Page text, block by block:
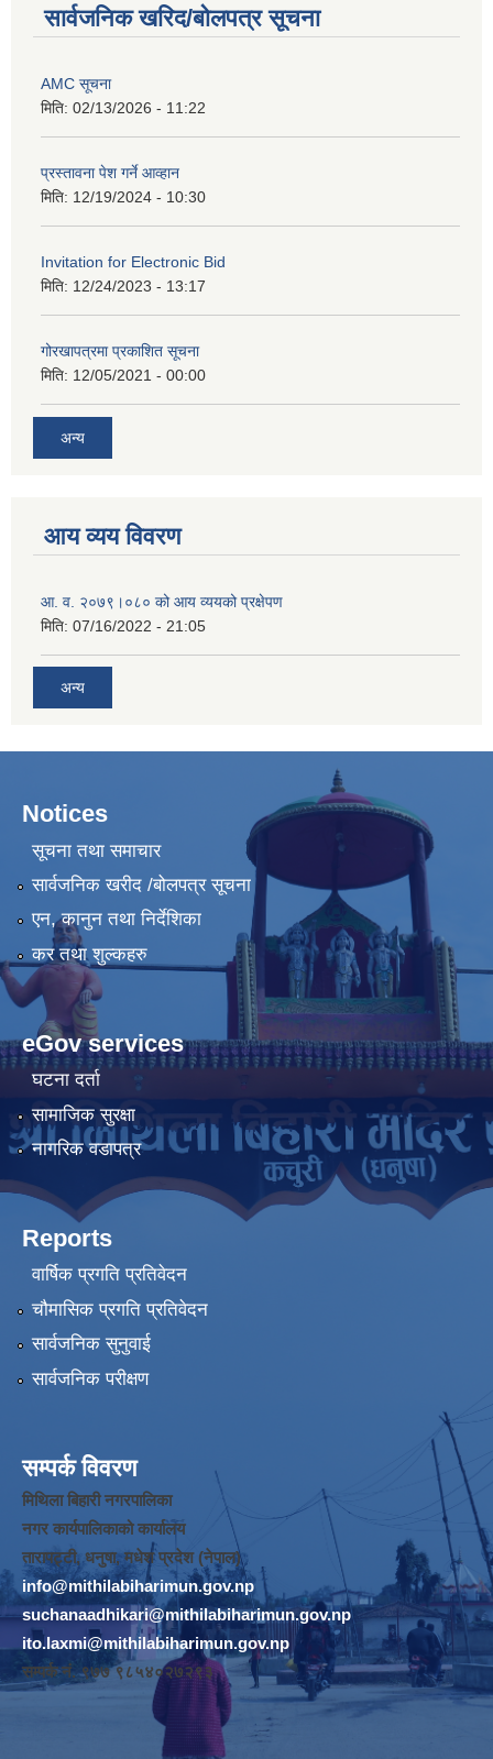
सार्वजनिक खरिद/बोलपत्र सूचना
AMC सूचना
मिति: 02/13/2026 - 11:22
प्रस्तावना पेश गर्ने आव्हान
मिति: 12/19/2024 - 10:30
Invitation for Electronic Bid
मिति: 12/24/2023 - 13:17
गोरखापत्रमा प्रकाशित सूचना
मिति: 12/05/2021 - 00:00
अन्य
आय व्यय विवरण
आ. व. २०७९।०८० को आय व्ययको प्रक्षेपण
मिति: 07/16/2022 - 21:05
अन्य
Notices
सूचना तथा समाचार
सार्वजनिक खरीद /बोलपत्र सूचना
एन, कानुन तथा निर्देशिका
कर तथा शुल्कहरु
eGov services
घटना दर्ता
सामाजिक सुरक्षा
नागरिक वडापत्र
Reports
वार्षिक प्रगति प्रतिवेदन
चौमासिक प्रगति प्रतिवेदन
सार्वजनिक सुनुवाई
सार्वजनिक परीक्षण
सम्पर्क विवरण
मिथिला बिहारी नगरपालिका
नगर कार्यपालिकाको कार्यालय
तारापट्टी, धनुषा, मधेश प्रदेश (नेपाल)
info@mithilabiharimun.gov.np
suchanaadhikari@mithilabiharimun.gov.np
ito.laxmi@mithilabiharimun.gov.np
सम्पर्क नं. ‌९७७ ९८५४०२७२९३